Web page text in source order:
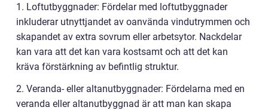
1. Loftutbyggnader: Fördelar med loftutbyggnader
inkluderar utnyttjandet av oanvända vindutrymmen och
skapandet av extra sovrum eller arbetsytor. Nackdelar
kan vara att det kan vara kostsamt och att det kan
kräva förstärkning av befintlig struktur.
2. Veranda- eller altanutbyggnader: Fördelarna med en
veranda eller altanutbyggnad är att man kan skapa